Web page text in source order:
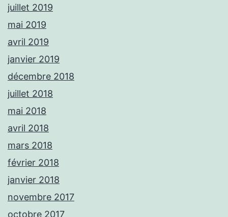
juillet 2019
mai 2019
avril 2019
janvier 2019
décembre 2018
juillet 2018
mai 2018
avril 2018
mars 2018
février 2018
janvier 2018
novembre 2017
octobre 2017